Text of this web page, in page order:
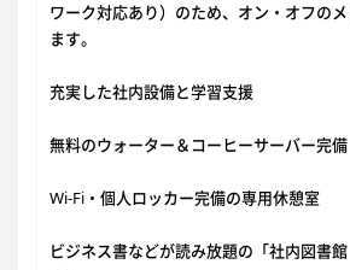
ワーク対応あり）のため、オン・オフの
ます。
充実した社内設備と学習支援
無料のウォーター＆コーヒーサーバー完備
Wi-Fi・個人ロッカー完備の専用休憩室
ビジネス書などが読み放題の「社内図書